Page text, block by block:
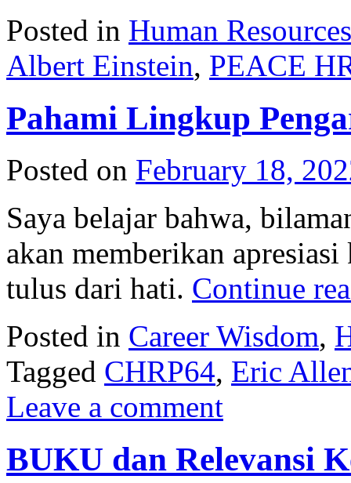
Posted in Human Resources
Albert Einstein, PEACE
Pahami Lingkup
Posted on February 18,
Saya belajar bahwa,
akan memberikan
tulus dari hati. Continue
Posted in Career Wisdom,
Tagged CHRP64, Eric
Leave a comment
BUKU dan Relevansi